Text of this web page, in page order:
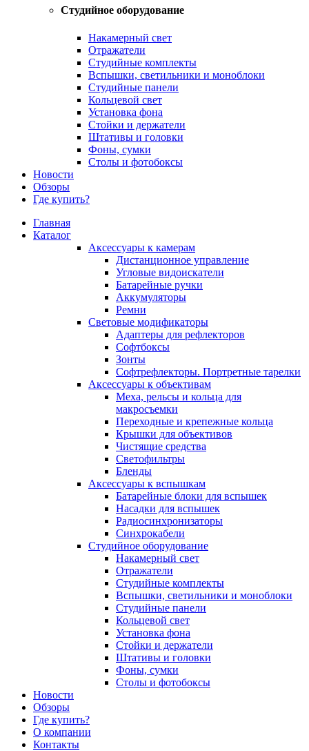
Студийное оборудование
Накамерный свет
Отражатели
Студийные комплекты
Вспышки, светильники и моноблоки
Студийные панели
Кольцевой свет
Установка фона
Стойки и держатели
Штативы и головки
Фоны, сумки
Столы и фотобоксы
Новости
Обзоры
Где купить?
Главная
Каталог
Аксессуары к камерам
Дистанционное управление
Угловые видоискатели
Батарейные ручки
Аккумуляторы
Ремни
Световые модификаторы
Адаптеры для рефлекторов
Софтбоксы
Зонты
Софтрефлекторы. Портретные тарелки
Аксессуары к объективам
Меха, рельсы и кольца для
макросъемки
Переходные и крепежные кольца
Крышки для объективов
Чистящие средства
Светофильтры
Бленды
Аксессуары к вспышкам
Батарейные блоки для вспышек
Насадки для вспышек
Радиосинхронизаторы
Синхрокабели
Студийное оборудование
Накамерный свет
Отражатели
Студийные комплекты
Вспышки, светильники и моноблоки
Студийные панели
Кольцевой свет
Установка фона
Стойки и держатели
Штативы и головки
Фоны, сумки
Столы и фотобоксы
Новости
Обзоры
Где купить?
О компании
Контакты